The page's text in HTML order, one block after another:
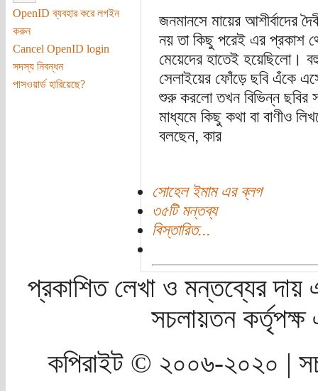
OpenID ব্যবহার করে লগইন
করুন
Cancel OpenID login
সদস্য নিবন্ধন
পাসওয়ার্ড হারিয়েছে?
জনমানসে মায়ের আশীর্বাদের
নয় তা কিছু পরেই এর প্রকাশ
মেয়েদের হাতেই হয়েছিলো।
সেলাইয়ের ফোঁড়ে ছবি এঁকে
শুরু করলো তখন বিভিন্ন ছবির
মাধ্যমে কিছু কথা বা বাণীও
বলছেন, কার
সোহেল ইমাম এর ব্লগ
৩৫টি মন্তব্য
বিস্তারিত...
প্রকাশিত লেখা ও মন্তব্যের দায়
সচলায়তন
কপিরাইট © ২০০৬-২০২০ |